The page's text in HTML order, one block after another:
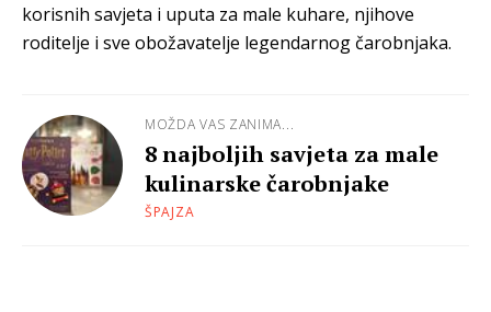
korisnih savjeta i uputa za male kuhare, njihove
roditelje i sve obožavatelje legendarnog čarobnjaka.
MOŽDA VAS ZANIMA...
8 najboljih savjeta za male
kulinarske čarobnjake
ŠPAJZA